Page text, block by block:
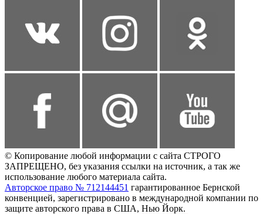
© Копирование любой информации с сайта СТРОГО
ЗАПРЕЩЕНО, без указания ссылки на источник, а так же
использование любого материала сайта.
Авторское право № 712144451 гарантированное Бернской
конвенцией, зарегистрировано в международной компании по
защите авторского права в США, Нью Йорк.